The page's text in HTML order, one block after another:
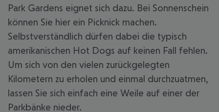
Park Gardens eignet sich dazu. Bei Sonnenschein
können Sie hier ein Picknick machen.
Selbstverständlich dürfen dabei die typisch
amerikanischen Hot Dogs auf keinen Fall fehlen.
Um sich von den vielen zurückgelegten
Kilometern zu erholen und einmal durchzuatmen,
lassen Sie sich einfach eine Weile auf einer der
Parkbänke nieder.